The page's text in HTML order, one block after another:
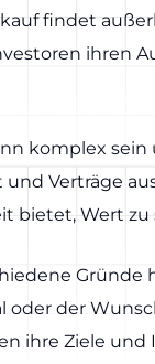
findet
ihren
komplex
Verträge
bietet, Wert
oder der
ihre Ziele